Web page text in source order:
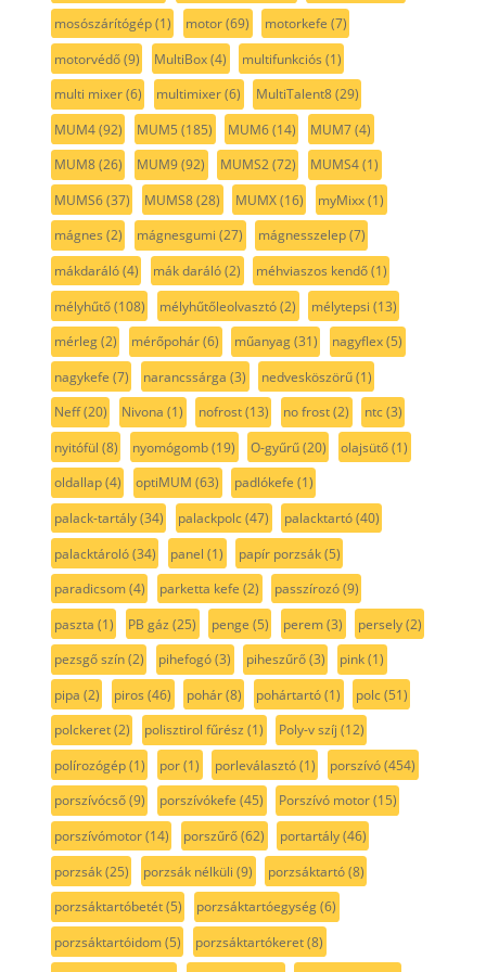
mosószárítógép(1) motor(69) motorkefe (7)
motorvédő(9) MultiBox(4) multifunkciós (1)
multi mixer(6) multimixer(6) MultiTalent8(29)
MUM4(92) MUM5 (185) MUM6(14) MUM7(4)
MUM8(26) MUM9(92) MUMS2(72) MUMS4(1)
MUMS6(37) MUMS8(28) MUMX(16) myMixx(1)
mágnes (2) mágnesgumi (27) mágnesszelep(7)
mákdaráló(4) mák daráló(2) méhviaszos kendő(1)
mélyhűtő(108) mélyhűtőleolvasztó(2) mélytepsi (13)
mérleg(2) mérőpohár(6) műanyag(31) nagyflex(5)
nagykefe (7) narancssárga (3) nedvesköszörű(1)
Neff(20) Nivona (1) nofrost(13) no frost(2) ntc(3)
nyitófül (8) nyomógomb(19) O-gyűrű(20) olajsütő(1)
oldallap(4) optiMUM (63) padlókefe (1)
palack-tartály(34) palackpolc(47) palacktartó(40)
palacktároló(34) panel (1) papír porzsák(5)
paradicsom(4) parketta kefe (2) passzírozó(9)
paszta (1) PB gáz (25) penge (5) perem(3) persely(2)
pezsgő szín(2) pihefogó(3) piheszűrő(3) pink(1)
pipa (2) piros (46) pohár(8) pohártartó(1) polc(51)
polckeret(2) polisztirol fűrész (1) Poly-v szíj (12)
polírozógép(1) por(1) porleválasztó(1) porszívó(454)
porszívócső(9) porszívókefe (45) Porszívó motor(15)
porszívómotor(14) porszűrő(62) portartály(46)
porzsák(25) porzsák nélküli (9) porzsáktartó(8)
porzsáktartóbetét(5) porzsáktartóegység(6)
porzsáktartóidom(5) porzsáktartókeret(8)